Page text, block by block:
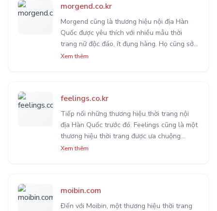
morgend.co.kr
Morgend cũng là thương hiệu nội địa Hàn
Quốc được yêu thích với nhiều mẫu thời
trang nữ độc đáo, ít đụng hàng. Họ cũng sở
hữu cho mình nhiều sản phẩm tự thiết kế rất
Xem thêm
feelings.co.kr
Tiếp nối những thương hiệu thời trang nội
địa Hàn Quốc trước đó. Feelings cũng là một
thương hiệu thời trang được ưa chuộng
nhiều bởi chị em bởi những mẫu thời trang
Xem thêm
moibin.com
Đến với Moibin, một thương hiệu thời trang